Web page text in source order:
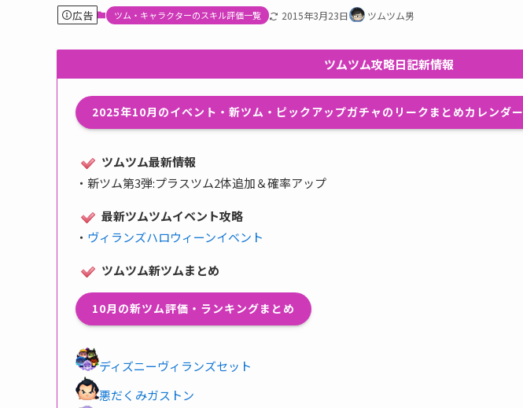
広告 ツム・キャラクターのスキル評価一覧 2015年3月23日 ツムツム男
ツムツム攻略日記新情報
2025年10月のイベント・新ツム・ピックアップガチャのリークまとめカレンダー
ツムツム最新情報
・ 新ツム第3弾:プラスツム2体追加＆確率アップ
最新ツムツムイベント攻略
・ ヴィランズハロウィーンイベント
ツムツム新ツムまとめ
10月の新ツム評価・ランキングまとめ
ディズニーヴィランズセット
悪だくみガストン